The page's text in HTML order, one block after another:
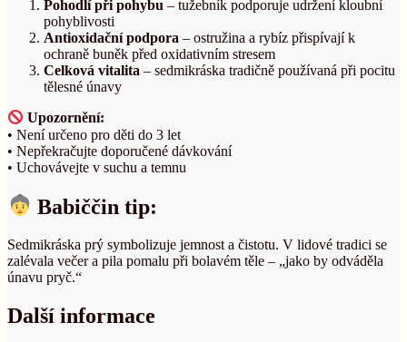
Pohodlí při pohybu – tužebník podporuje udržení kloubní
pohyblivosti
Antioxidační podpora – ostružina a rybíz přispívají k
ochraně buněk před oxidativním stresem
Celková vitalita – sedmikráska tradičně používaná při pocitu
tělesné únavy
Upozornění:
• Není určeno pro děti do 3 let
• Nepřekračujte doporučené dávkování
• Uchovávejte v suchu a temnu
Babiččin tip:
Sedmikráska prý symbolizuje jemnost a čistotu. V lidové tradici se
zalévala večer a pila pomalu při bolavém těle – „jako by odváděla
únavu pryč.“
Další informace